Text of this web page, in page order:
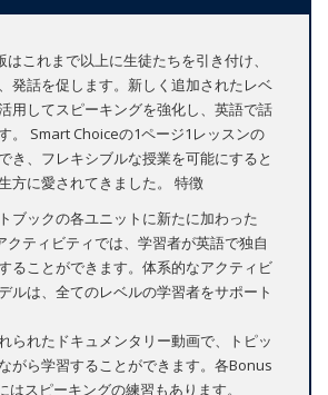
これまで以上に生徒たちを引き付け、
発話を促します。新しく追加されたレベ
用してスピーキングを強化し、英語で話
。 Smart Choiceの1ページ1レッスンの
き、フレキシブルな授業を可能にすると
方に愛されてきました。 特徴
ブックの各ユニットに新たに加わった
クティビティでは、学習者が英語で独自
ることができます。体系的なアクティビ
ルは、全てのレベルの学習者をサポート
られたドキュメンタリー動画で、トピッ
がら学習することができます。各Bonus
はスピーキングの練習もあります。